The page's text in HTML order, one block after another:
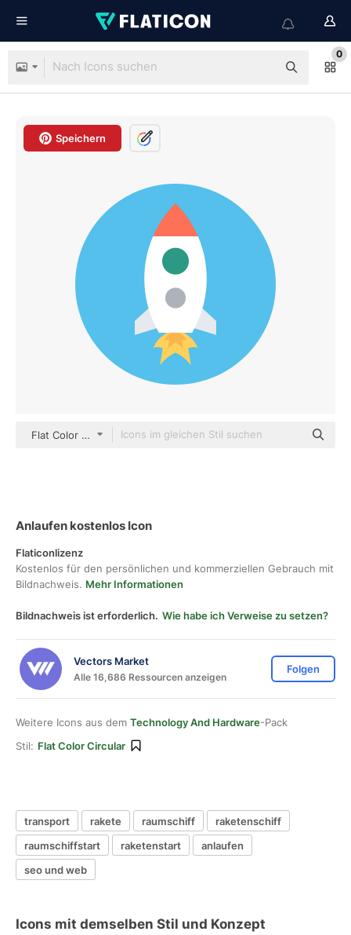
0
Speichern
Flat Color Circular
Anlaufen kostenlos Icon
Flaticonlizenz
Kostenlos für den persönlichen und kommerziellen Gebrauch mit
Bildnachweis. Mehr Informationen
Bildnachweis ist erforderlich. Wie habe ich Verweise zu setzen?
Vectors Market
Alle 16,686 Ressourcen anzeigen
Folgen
Weitere Icons aus dem Technology And Hardware-Pack
Stil: Flat Color Circular
transport rakete raumschiff
raketenschiff
raumschiffstart
raketenstart
anlaufen
seo und web
Icons mit demselben Stil und Konzept